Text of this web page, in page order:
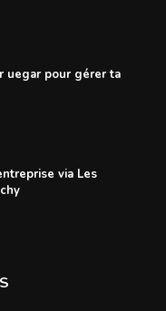
uegar pour gérer ta
via Les